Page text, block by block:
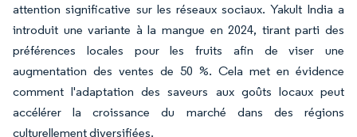
attention significative sur les réseaux sociaux. Yakult India a
introduit une variante à la mangue en 2024, tirant parti des
préférences locales pour les fruits afin de viser une
augmentation des ventes de 50 %. Cela met en évidence
comment l'adaptation des saveurs aux goûts locaux peut
accélérer la croissance du marché dans des régions
culturellement diversifiées.